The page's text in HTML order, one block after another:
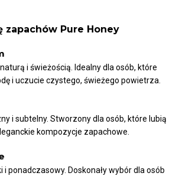
zapachów Pure Honey
i świeżością. Idealny dla osób, które
i uczucie czystego, świeżego powietrza.
i subtelny. Stworzony dla osób, które lubią
kompozycje zapachowe.
i ponadczasowy. Doskonały wybór dla osób